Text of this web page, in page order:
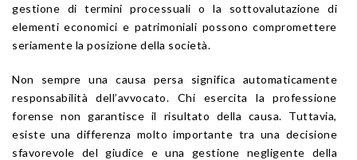
gestione di termini processuali o la sottovalutazione di
elementi economici e patrimoniali possono compromettere
seriamente la posizione della società.
Non sempre una causa persa significa automaticamente
responsabilità dell’avvocato. Chi esercita la professione
forense non garantisce il risultato della causa. Tuttavia,
esiste una differenza molto importante tra una decisione
sfavorevole del giudice e una gestione negligente della